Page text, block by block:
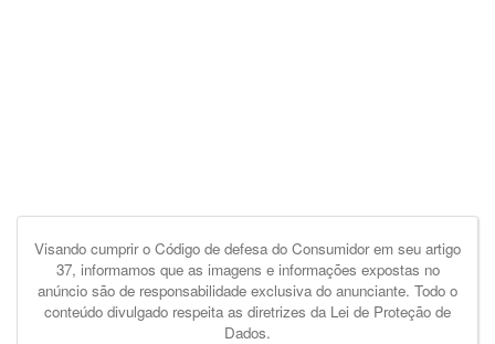
Visando cumprir o Código de defesa do Consumidor em seu artigo
37, informamos que as imagens e informações expostas no
anúncio são de responsabilidade exclusiva do anunciante. Todo o
conteúdo divulgado respeita as diretrizes da Lei de Proteção de
Dados.